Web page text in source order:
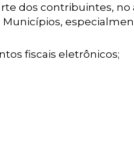
dos contribuintes, no
fiscais eletrônicos;